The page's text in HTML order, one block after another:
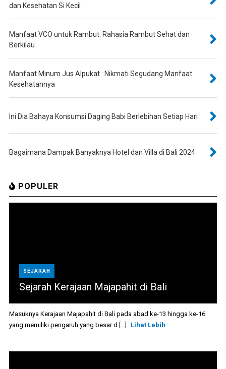
dan Kesehatan Si Kecil
Manfaat VCO untuk Rambut: Rahasia Rambut Sehat dan
Berkilau
Manfaat Minum Jus Alpukat : Nikmati Segudang Manfaat
Kesehatannya
Ini Dia Bahaya Konsumsi Daging Babi Berlebihan Setiap Hari
Bagaimana Dampak Banyaknya Hotel dan Villa di Bali 2024
POPULER
SEJARAH
Sejarah Kerajaan Majapahit di Bali
Masuknya Kerajaan Majapahit di Bali pada abad ke-13 hingga ke-16
yang memiliki pengaruh yang besar d [...]
Lihat Lebih